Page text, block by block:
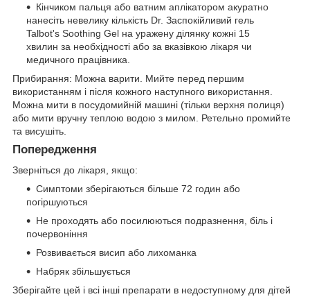
Кінчиком пальця або ватним аплікатором акуратно
нанесіть невелику кількість Dr. Заспокійливий гель
Talbot's Soothing Gel на уражену ділянку кожні 15
хвилин за необхідності або за вказівкою лікаря чи
медичного працівника.
Прибирання: Можна варити. Мийте перед першим
використанням і після кожного наступного використання.
Можна мити в посудомийній машині (тільки верхня полиця)
або мити вручну теплою водою з милом. Ретельно промийте
та висушіть.
Попередження
Зверніться до лікаря, якщо:
Симптоми зберігаються більше 72 годин або
погіршуються
Не проходять або посилюються подразнення, біль і
почервоніння
Розвивається висип або лихоманка
Набряк збільшується
Зберігайте цей і всі інші препарати в недоступному для дітей